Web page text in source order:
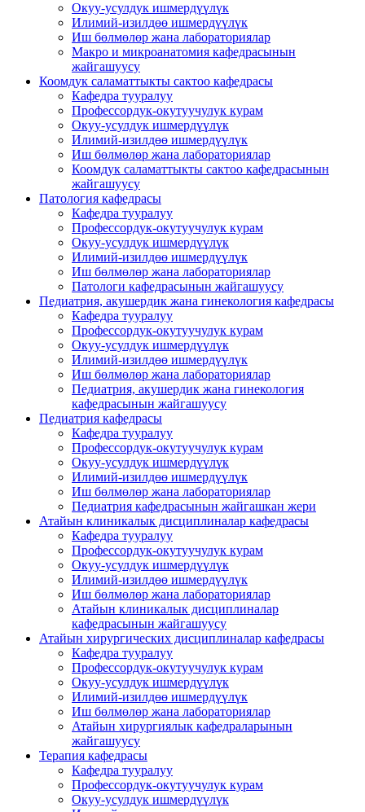
Окуу-усулдук ишмердүүлүк
Илимий-изилдөө ишмердүүлүк
Иш бөлмөлөр жана лабораториялар
Макро и микроанатомия кафедрасынын
жайгашуусу
Коомдук саламаттыкты сактоо кафедрасы
Кафедра тууралуу
Профессордук-окутуучулук курам
Окуу-усулдук ишмердүүлүк
Илимий-изилдөө ишмердүүлүк
Иш бөлмөлөр жана лабораториялар
Коомдук саламаттыкты сактоо кафедрасынын
жайгашуусу
Патология кафедрасы
Кафедра тууралуу
Профессордук-окутуучулук курам
Окуу-усулдук ишмердүүлүк
Илимий-изилдөө ишмердүүлүк
Иш бөлмөлөр жана лабораториялар
Патологи кафедрасынын жайгашуусу
Педиатрия, акушердик жана гинекология кафедрасы
Кафедра тууралуу
Профессордук-окутуучулук курам
Окуу-усулдук ишмердүүлүк
Илимий-изилдөө ишмердүүлүк
Иш бөлмөлөр жана лабораториялар
Педиатрия, акушердик жана гинекология
кафедрасынын жайгашуусу
Педиатрия кафедрасы
Кафедра тууралуу
Профессордук-окутуучулук курам
Окуу-усулдук ишмердүүлүк
Илимий-изилдөө ишмердүүлүк
Иш бөлмөлөр жана лабораториялар
Педиатрия кафедрасынын жайгашкан жери
Атайын клиникалык дисциплиналар кафедрасы
Кафедра тууралуу
Профессордук-окутуучулук курам
Окуу-усулдук ишмердүүлүк
Илимий-изилдөө ишмердүүлүк
Иш бөлмөлөр жана лабораториялар
Атайын клиникалык дисциплиналар
кафедрасынын жайгашуусу
Атайын хирургических дисциплиналар кафедрасы
Кафедра тууралуу
Профессордук-окутуучулук курам
Окуу-усулдук ишмердүүлүк
Илимий-изилдөө ишмердүүлүк
Иш бөлмөлөр жана лабораториялар
Атайын хирургиялык кафедраларынын
жайгашуусу
Терапия кафедрасы
Кафедра тууралуу
Профессордук-окутуучулук курам
Окуу-усулдук ишмердүүлүк